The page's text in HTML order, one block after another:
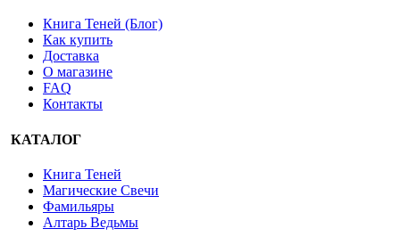
Книга Теней (Блог)
Как купить
Доставка
О магазине
FAQ
Контакты
КАТАЛОГ
Книга Теней
Магические Свечи
Фамильяры
Алтарь Ведьмы